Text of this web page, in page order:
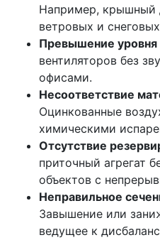
Например, крышный
ветровых и
Превышение
вентиляторов без
офисами.
Несоответствие
Оцинкованные
химическими
Отсутствие
приточный агрегат
объектов с
Неправильное
Завышение или
ведущее к